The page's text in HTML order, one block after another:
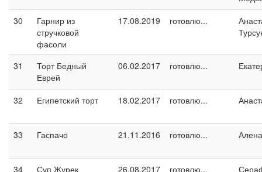
30
Гарнир из
стручковой
фасоли
17.08.2019 готовлю...
31
Торт Бедный
Еврей
06.02.2017 готовлю...
32 Египетский торт 18.02.2017 готовлю...
33 Гаспачо 21.11.2016 готовлю... Алена
34 Суп Журек 26.08.2017 готовлю...